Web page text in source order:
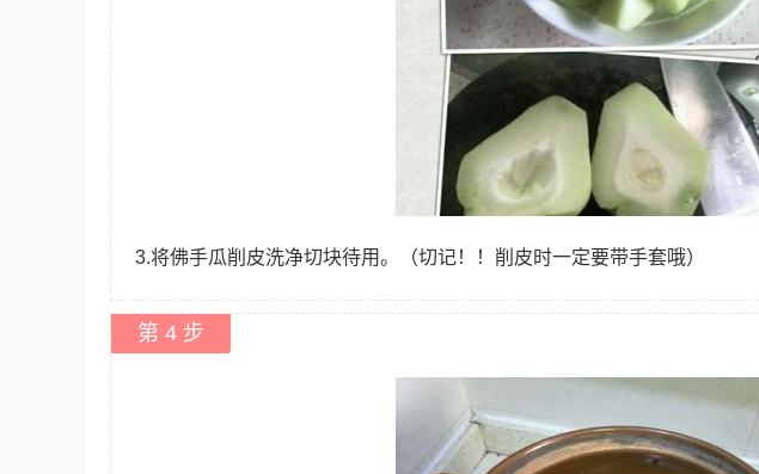
3.将佛手瓜削皮洗净切块待用。（切记！！削皮时一定要带手套哦）
第 4 步